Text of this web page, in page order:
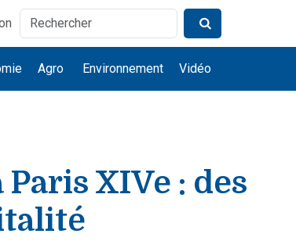
Agro Environnement Vidéo
XIVe : des